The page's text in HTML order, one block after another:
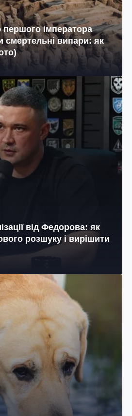
імператора
смертельні випари: як
від Федорова: як
розшуку і вирішити